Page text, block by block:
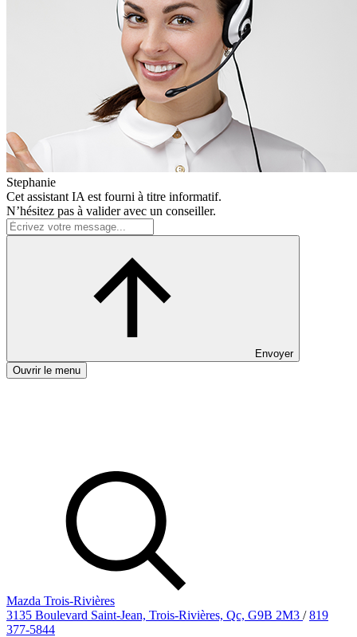
Stephanie
Cet assistant IA est fourni à titre informatif.
N’hésitez pas à valider avec un conseiller.
Envoyer
Ouvrir le menu
Mazda Trois-Rivières
3135 Boulevard Saint-Jean, Trois-Rivières, Qc, G9B 2M3 / 819
377-5844